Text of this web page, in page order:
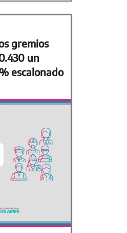
gremios
un
escalonado